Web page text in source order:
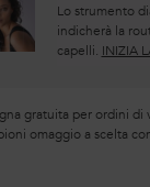
Lo strumento
indicherà la
capelli. INIZIA
gratuita per ordini di
omaggio a scelta